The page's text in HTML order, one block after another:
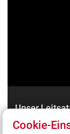
Unser
Cookie-